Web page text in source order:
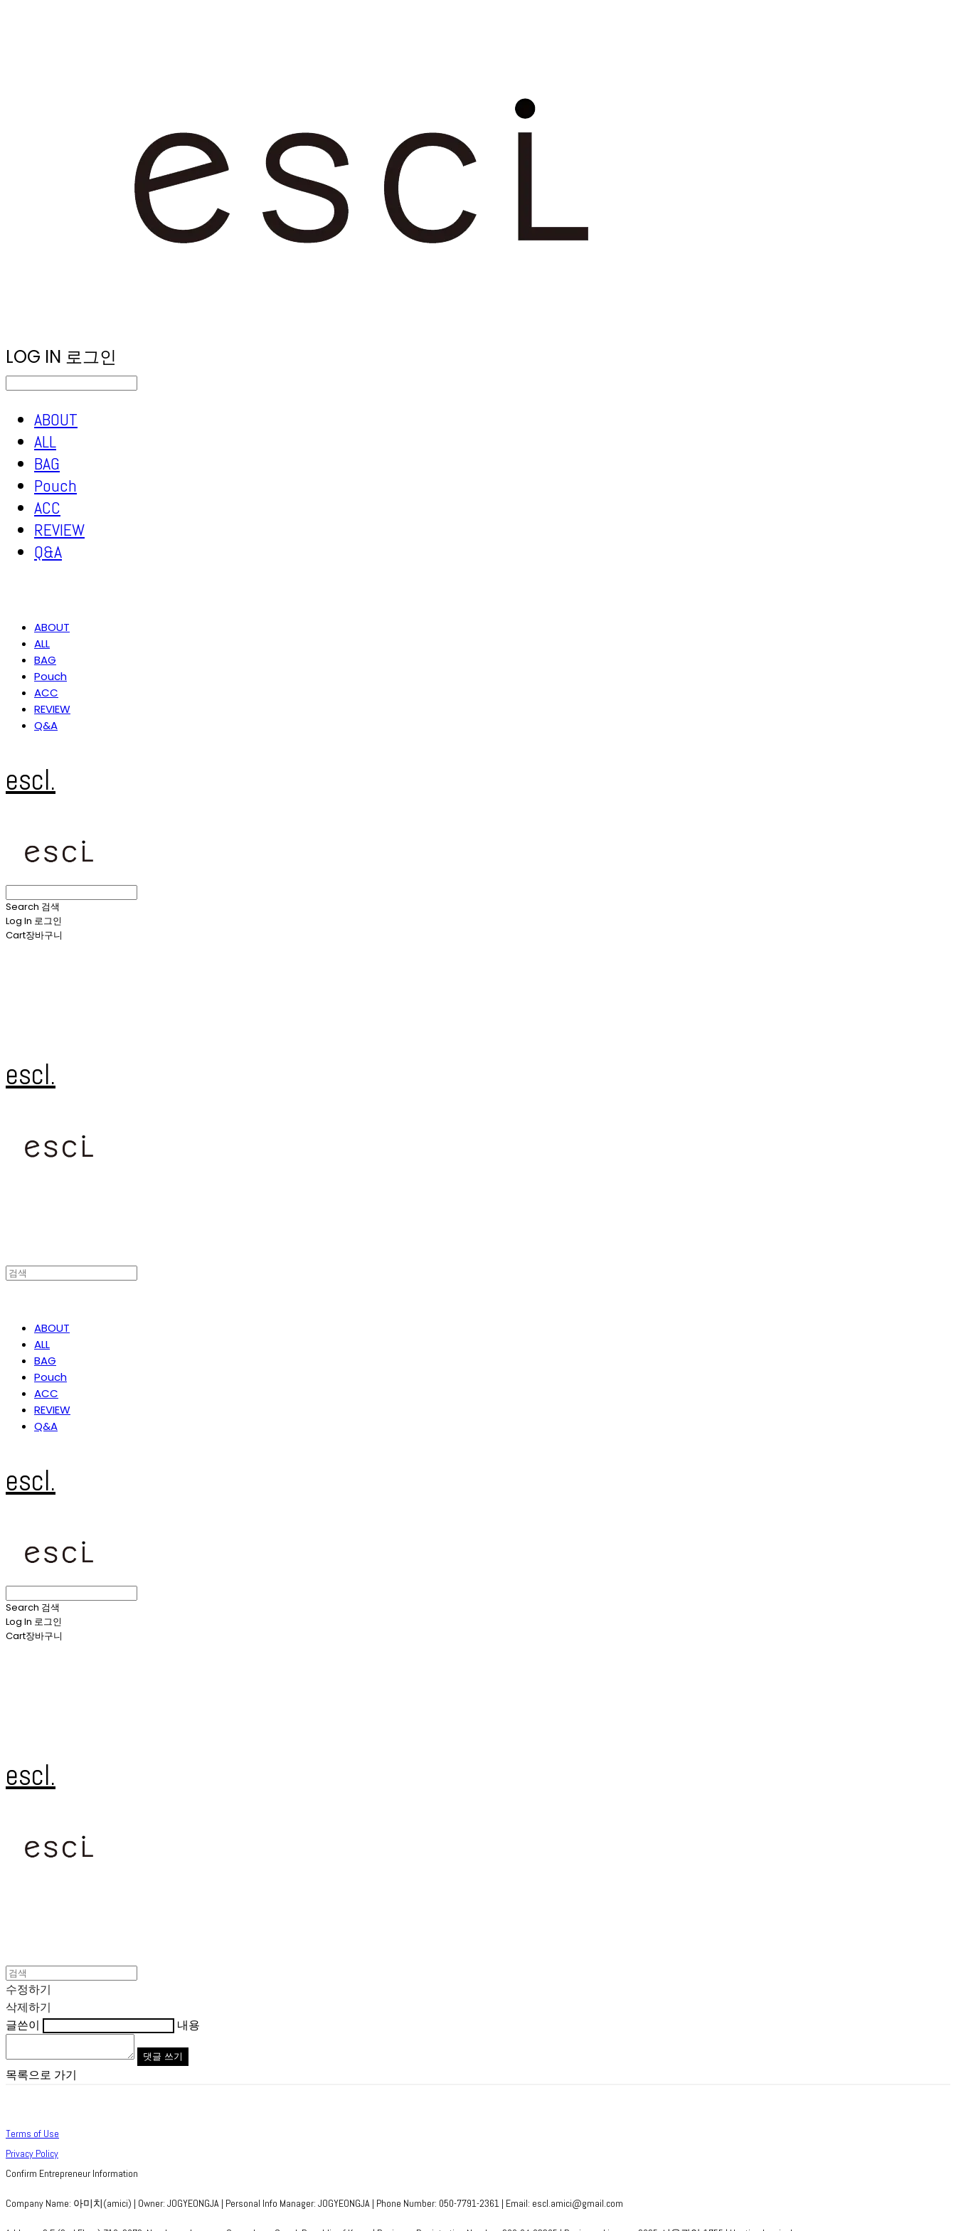
LOG IN 로그인
ABOUT
ALL
BAG
Pouch
ACC
REVIEW
Q&A
ABOUT
ALL
BAG
Pouch
ACC
REVIEW
Q&A
escl.
Search 검색
Log In 로그인
Cart장바구니
escl.
ABOUT
ALL
BAG
Pouch
ACC
REVIEW
Q&A
escl.
Search 검색
Log In 로그인
Cart장바구니
escl.
수정하기
삭제하기
글쓴이
내용
댓글 쓰기
목록으로 가기
Terms of Use
Privacy Policy
Confirm Entrepreneur Information
Company Name: 아미치(amici) | Owner: JOGYEONGJA | Personal Info Manager: JOGYEONGJA | Phone Number: 050-7791-2361 | Email: escl.amici@gmail.com